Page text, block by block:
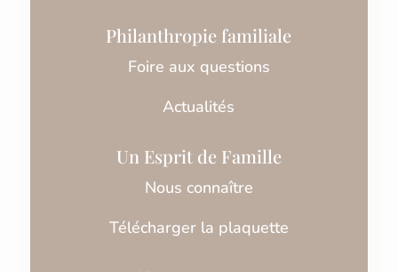
Philanthropie familiale
Foire aux questions
Actualités
Un Esprit de Famille
Nous connaître
Télécharger la plaquette